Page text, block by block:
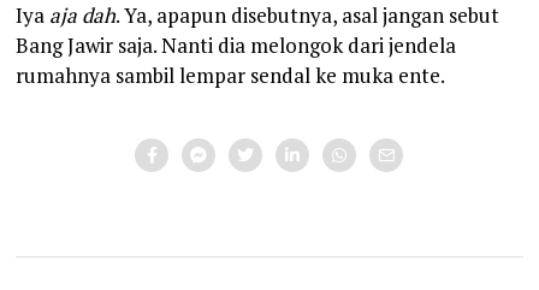
Iya aja dah. Ya, apapun disebutnya, asal jangan sebut
Bang Jawir saja. Nanti dia melongok dari jendela
rumahnya sambil lempar sendal ke muka ente.